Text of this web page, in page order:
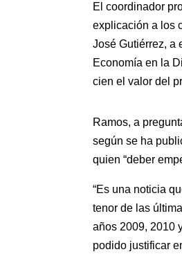
El coordinador
explicación a los
José Gutiérrez, a
Economía en la
cien el valor del
Ramos, a
según se ha
quien “deber
“Es una noticia
tenor de las
años 2009, 2010
podido justificar